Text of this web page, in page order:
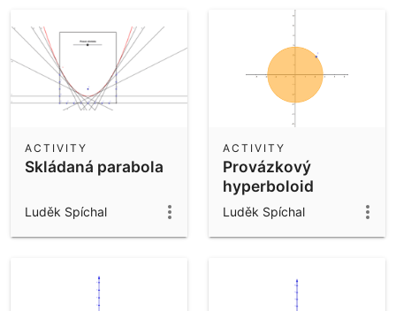
Skládaná parabola
ACTIVITY
Luděk Spíchal
Provázkový
hyperboloid
ACTIVITY
Luděk Spíchal